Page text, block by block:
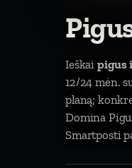
Ieškai pigus
12/24 mėn.
planą;
Domina
Smartposti